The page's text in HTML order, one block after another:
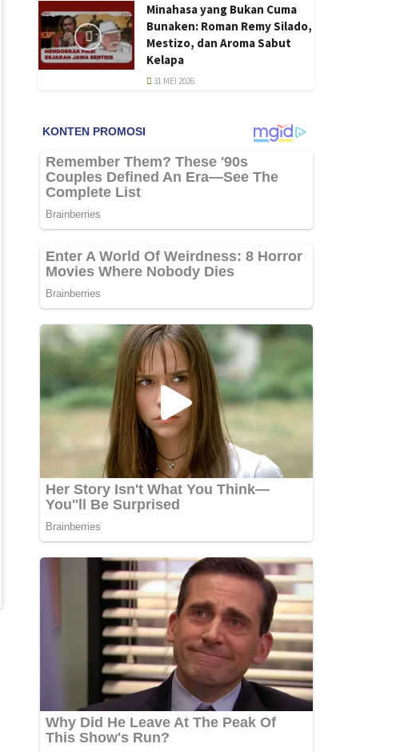
Minahasa yang Bukan Cuma
Bunaken: Roman Remy Silado,
Mestizo, dan Aroma Sabut
Kelapa
31 MEI 2026